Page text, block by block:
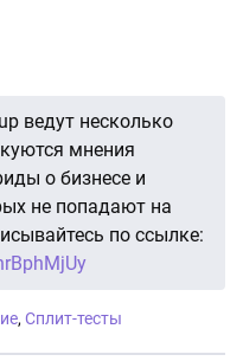
ведут несколько
мнения
о бизнесе и
не попадают на
по ссылке:
, Сплит-тесты